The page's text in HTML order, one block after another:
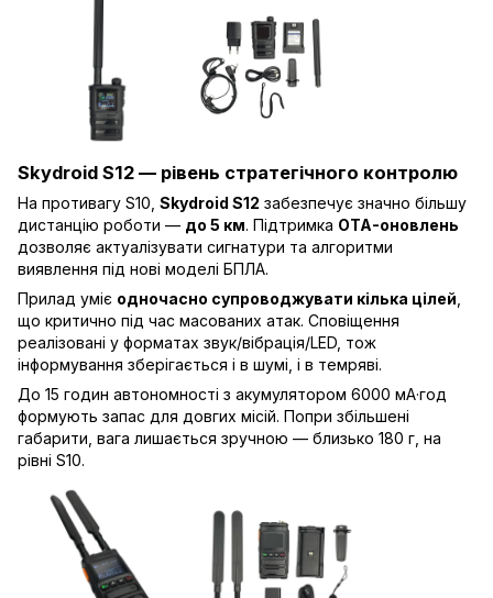
Skydroid S12 — рівень стратегічного контролю
На противагу S10, Skydroid S12 забезпечує значно більшу
дистанцію роботи — до 5 км. Підтримка OTA-оновлень
дозволяє актуалізувати сигнатури та алгоритми
виявлення під нові моделі БПЛА.
Прилад уміє одночасно супроводжувати кілька цілей
що критично під час масованих атак. Сповіщення
реалізовані у форматах звук/вібрація/LED, тож
інформування зберігається і в шумі, і в темряві.
До 15 годин автономності з акумулятором 6000 мА·год
формують запас для довгих місій. Попри збільшені
габарити, вага лишається зручною — близько 180 г, на
рівні S10.